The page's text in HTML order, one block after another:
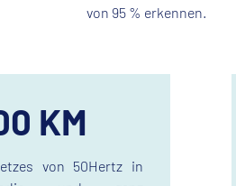
von 95 % erkennen.
KM
von 50Hertz in